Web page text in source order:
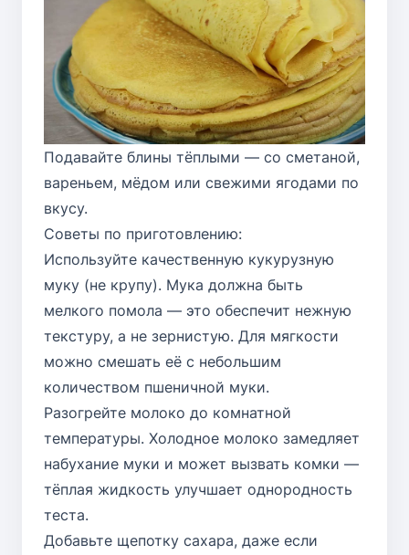
Подавайте блины тёплыми — со сметаной,
вареньем, мёдом или свежими ягодами по
вкусу.
Советы по приготовлению:
Используйте качественную кукурузную
муку (не крупу). Мука должна быть
мелкого помола — это обеспечит нежную
текстуру, а не зернистую. Для мягкости
можно смешать её с небольшим
количеством пшеничной муки.
Разогрейте молоко до комнатной
температуры. Холодное молоко замедляет
набухание муки и может вызвать комки —
тёплая жидкость улучшает однородность
теста.
Добавьте щепотку сахара, даже если